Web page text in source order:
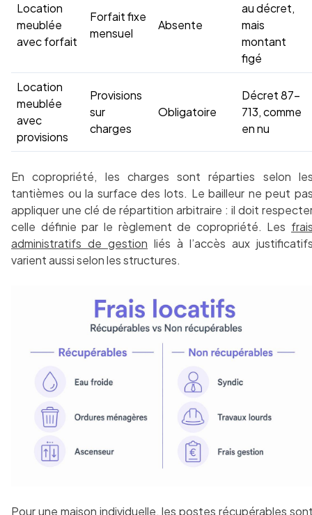
Location
meublée
avec forfait
Forfait fixe
mensuel
Absente
au décret,
mais
montant
figé
Location
meublée
avec
provisions
Provisions
sur
charges
Obligatoire
Décret 87-
713, comme
en nu
En copropriété, les charges sont réparties selon
tantièmes ou la surface des lots. Le bailleur ne peut
appliquer une clé de répartition arbitraire : il doit
celle définie par le règlement de copropriété. Les
administratifs de gestion liés à l’accès aux
varient aussi selon les structures.
Pour une maison individuelle, les postes récupérables